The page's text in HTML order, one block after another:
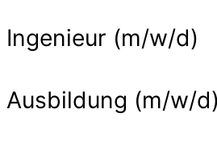
Ingenieur (m/w/d)
Ausbildung (m/w/d)